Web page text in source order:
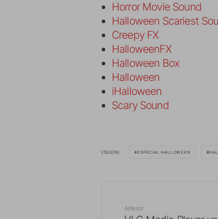
Horror Movie Sound
Halloween Scariest
Creepy FX
HalloweenFX
Halloween Box
Halloween
iHalloween
Scary Sound
ETIQUETAS ESPECIAL HALLOWEEN
Anterior